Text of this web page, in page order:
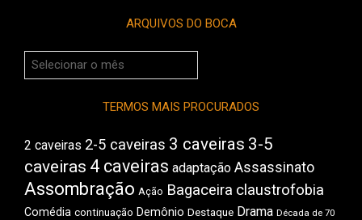
ARQUIVOS DO BOCA
Arquivos
do
TERMOS MAIS PROCURADOS
2 caveiras 2-5 caveiras 3 caveiras 3-5
caveiras 4 caveiras adaptação Assassinato
Assombração Ação Bagaceira claustrofobia
Comédia continuação Demônio Destaque Drama Década de 70